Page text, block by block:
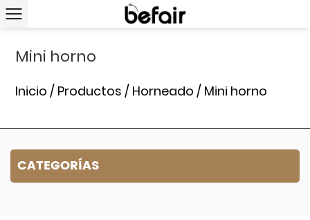
Mini horno
Inicio / Productos / Horneado / Mini horno
CATEGORÍAS